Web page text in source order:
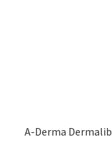
A-Derma